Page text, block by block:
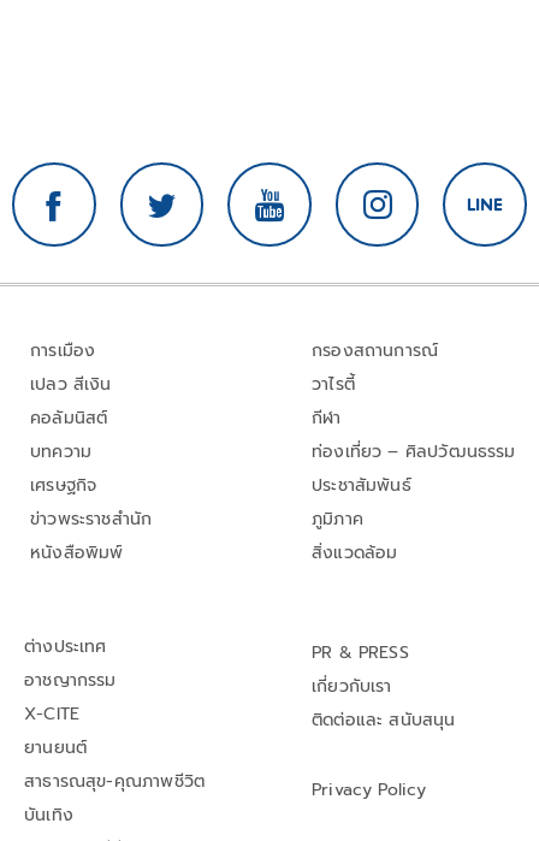
การเมือง
เปลว สีเงิน
คอลัมนิสต์
บทความ
เศรษฐกิจ
ข่าวพระราชสำนัก
หนังสือพิมพ์
กรองสถานการณ์
วาไรตี้
กีฬา
ท่องเที่ยว – ศิลปวัฒนธรรม
ประชาสัมพันธ์
ภูมิภาค
สิ่งแวดล้อม
ต่างประเทศ
อาชญากรรม
X-CITE
ยานยนต์
สาธารณสุข-คุณภาพชีวิต
บันเทิง
PR & PRESS
เกี่ยวกับเรา
ติดต่อและ สนับสนุน
Privacy Policy